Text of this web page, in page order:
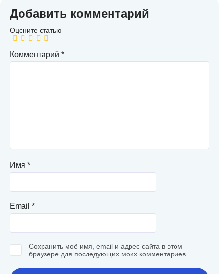
Добавить комментарий
Комментарий *
Имя *
Email *
Сохранить моё имя, email и адрес сайта в этом
браузере для последующих моих комментариев.